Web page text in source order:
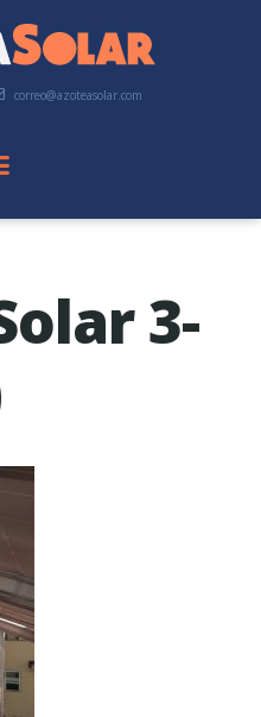
correo@azoteasolar.com
3-